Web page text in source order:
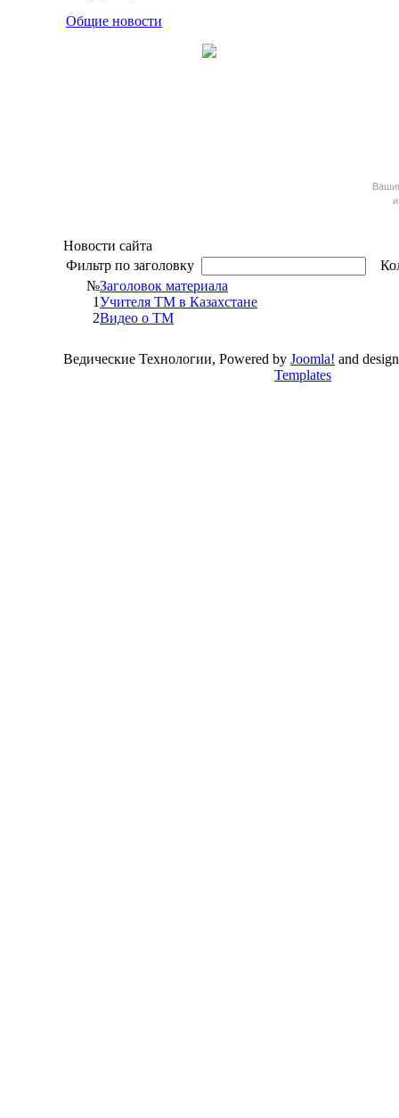
Общие новости
Новости сайта
Фильтр по заголовку
№Заголовок материала
1Учителя ТМ в Казахстане
2Видео о ТМ
Ведические Технологии, Powered by Joomla! and
Templates